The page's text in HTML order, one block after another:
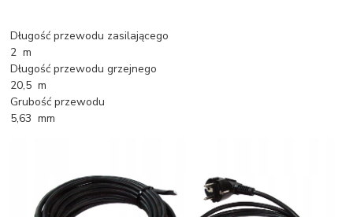
Długość przewodu zasilającego
2 m
Długość przewodu grzejnego
20,5 m
Grubość przewodu
5,63 mm